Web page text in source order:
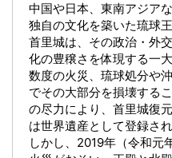
中国や日本、東南アジア
独自の文化を築いた琉球王
首里城は、その政治・外
化の豊穣さを体現する一
数度の火災、琉球処分や
でその大部分を損壊する
の尽力により、首里城復
は世界遺産として登録さ
しかし、2019年（令和元